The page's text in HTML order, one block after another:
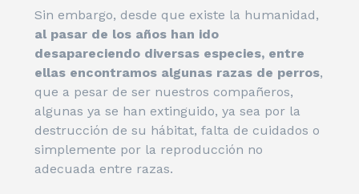
Sin embargo, desde que existe la humanidad,
al pasar de los años han ido
desapareciendo diversas especies, entre
ellas encontramos algunas razas de perros,
que a pesar de ser nuestros compañeros,
algunas ya se han extinguido, ya sea por la
destrucción de su hábitat, falta de cuidados o
simplemente por la reproducción no
adecuada entre razas.